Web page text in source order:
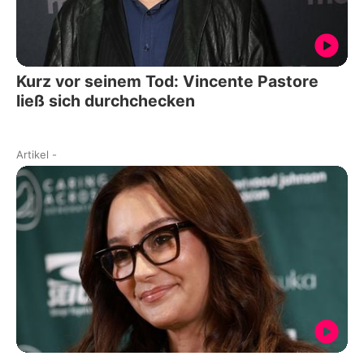
Kurz vor seinem Tod: Vincente Pastore
ließ sich durchchecken
Artikel -